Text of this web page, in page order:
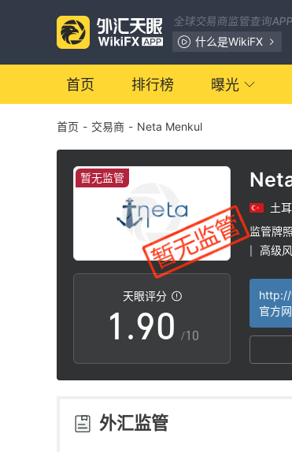
全球交易商监管查询APP
什么是WikiFX
首页 排行榜 曝光
首页 - 交易商 - Neta Menkul
暂无监管
天眼评分
0
1
2
3
.
3
4
5
7
8
90
1
2
/10
土
监管牌
高级
http://
官方
外汇监管